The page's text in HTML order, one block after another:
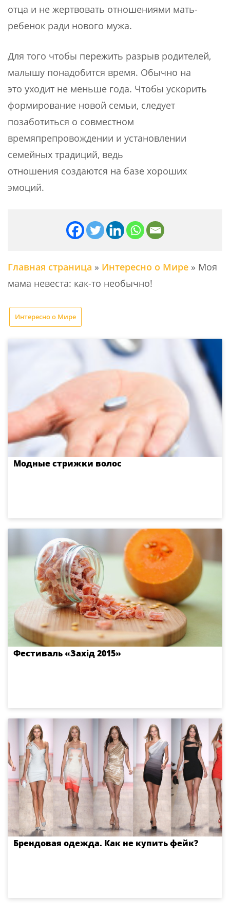
отца и не жертвовать отношениями мать-
ребенок ради нового мужа.
Для того чтобы пережить разрыв родителей,
малышу понадобится время. Обычно на
это уходит не меньше года. Чтобы ускорить
формирование новой семьи, следует
позаботиться о совместном
времяпрепровождении и установлении
семейных традиций, ведь
отношения создаются на базе хороших
эмоций.
Главная страница » Интересно о Мире » Моя
мама невеста: как-то необычно!
Интересно о Мире
Модные стрижки волос
Фестиваль «Захід 2015»
Брендовая одежда. Как не купить фейк?